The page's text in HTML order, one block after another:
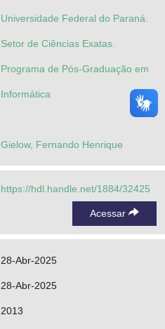
Universidade Federal do Paraná.
Setor de Ciências Exatas.
Programa de Pós-Graduação em
Informática
Gielow, Fernando Henrique
https://hdl.handle.net/1884/32425
Acessar
28-Abr-2025
28-Abr-2025
2013